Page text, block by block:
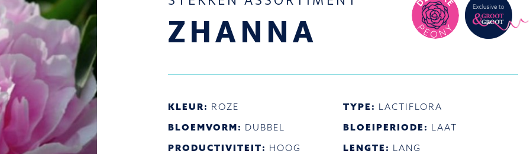
ZHANNA
KLEUR: ROZE TYPE: LACTIFLORA
BLOEMVORM: DUBBEL BLOEIPERIODE: LAAT
PRODUCTIVITEIT: HOOG LENGTE: LANG